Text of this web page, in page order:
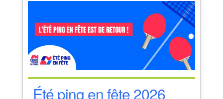
Été ping en fête 2026